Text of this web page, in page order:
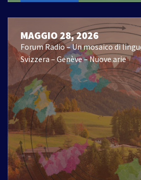
MAGGIO 28, 2026
Forum Radio – Un mosaico di
Svizzera – Genève – Nuove arie